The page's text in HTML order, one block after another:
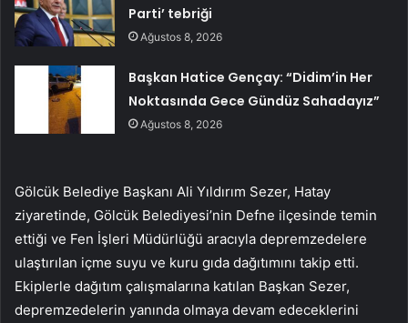
Parti’ tebriği
Ağustos 8, 2026
Başkan Hatice Gençay: “Didim’in Her
Noktasında Gece Gündüz Sahadayız”
Ağustos 8, 2026
Gölcük Belediye Başkanı Ali Yıldırım Sezer, Hatay
ziyaretinde, Gölcük Belediyesi’nin Defne ilçesinde temin
ettiği ve Fen İşleri Müdürlüğü aracıyla depremzedelere
ulaştırılan içme suyu ve kuru gıda dağıtımını takip etti.
Ekiplerle dağıtım çalışmalarına katılan Başkan Sezer,
depremzedelerin yanında olmaya devam edeceklerini